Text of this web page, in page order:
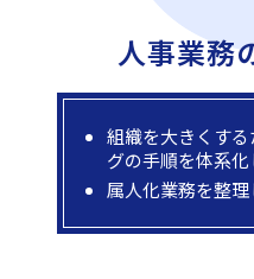
人事業務
組織を大きくす
グの手順を体系化
属人化業務を整理